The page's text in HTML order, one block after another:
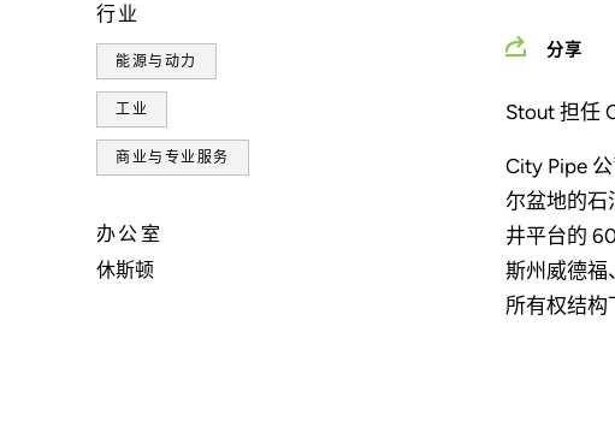
行业
能源与动力
工业
商业与专业服务
办公室
休斯顿
分享
Stout 担任
City Pipe
尔盆地的石
井平台的
斯州威德福
所有权结构